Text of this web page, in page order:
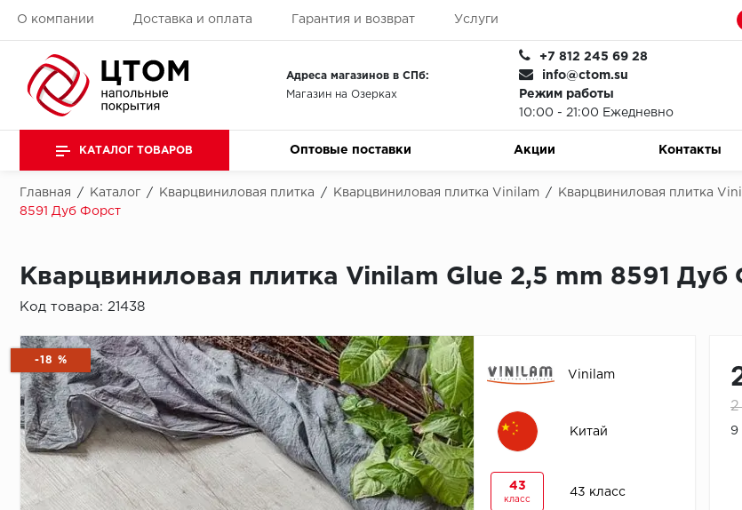
О компании Доставка и оплата Гарантия и возврат Услуги
Адреса магазинов в СПб:
Магазин на Озерках
+7 812 245 69 28
info@ctom.su
Режим работы
10:00 - 21:00 Ежедневно
КАТАЛОГ ТОВАРОВ Оптовые поставки Акции Контакты
Главная / Каталог / Кварцвиниловая плитка / Кварцвиниловая плитка Vinilam / Кварцвиниловая плитка
8591 Дуб Форст
Кварцвиниловая плитка Vinilam Glue 2,5 mm 8591 Дуб
Код товара: 21438
-18 %
Vinilam
Китай
43
класс
43 класс
2
9